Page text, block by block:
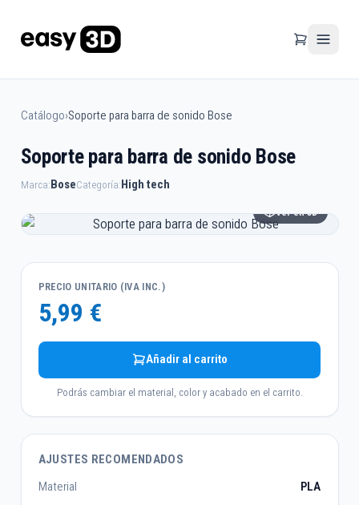
Catálogo›Soporte para barra de sonido Bose
Soporte para barra de sonido Bose
Marca:BoseCategoría:High tech
Ver en 3D
PRECIO UNITARIO (IVA INC.)
5,99 €
Añadir al carrito
Podrás cambiar el material, color y acabado en el carrito.
AJUSTES RECOMENDADOS
Material
PLA